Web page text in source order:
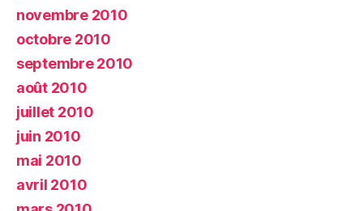
novembre 2010
octobre 2010
septembre 2010
août 2010
juillet 2010
juin 2010
mai 2010
avril 2010